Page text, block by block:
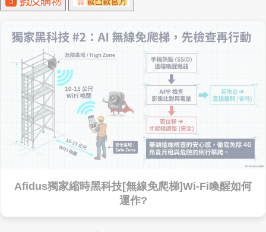
Afidus獨家縮時黑科技[無線免爬梯]Wi-Fi喚醒如何
運作?